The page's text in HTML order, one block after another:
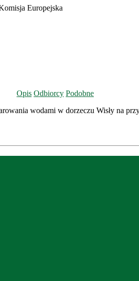
Europejska
Opis Odbiorcy Podobne
wodami w dorzeczu Wisły na